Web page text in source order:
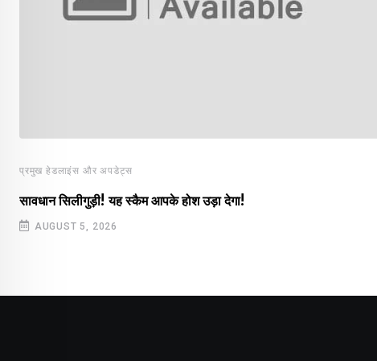
प्रमुख हेडलाइंस और अपडेट्स
सावधान सिलीगुड़ी! यह स्कैम आपके होश उड़ा देगा!
AUGUST 5, 2026